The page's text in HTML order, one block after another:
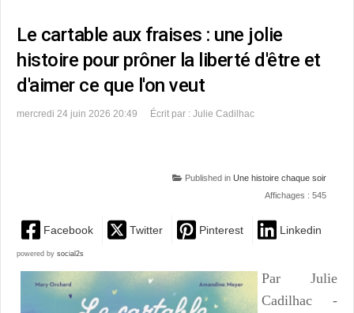
Le cartable aux fraises : une jolie
histoire pour prôner la liberté d'être et
d'aimer ce que l'on veut
mercredi 24 juin 2026 20:49 Écrit par : Julie Cadilhac
Published in Une histoire chaque soir
Affichages : 545
Facebook Twitter Pinterest Linkedin
powered by social2s
Par Julie
Cadilhac -